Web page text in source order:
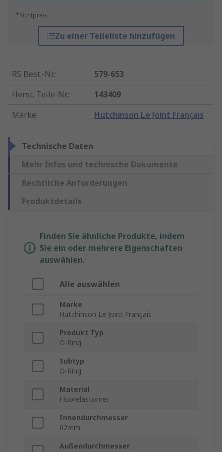
*Richtpreis
Zu einer Teileliste hinzufügen
RS Best.-Nr.:
579-653
Herst. Teile-Nr.:
143409
Marke: Hutchinson Le Joint Français
Technische Daten
Mehr Infos und technische Dokumente
Rechtliche Anforderungen
Produktdetails
Finden Sie ähnliche Produkte, indem
Sie ein oder mehrere Eigenschaften
auswählen.
Alle auswählen
Marke
Hutchinson Le Joint Français
Produkt Typ
O-Ring
Subtyp
O-Ring
Material
Fluorelastomer
Innendurchmesser
62mm
Außendurchmesser